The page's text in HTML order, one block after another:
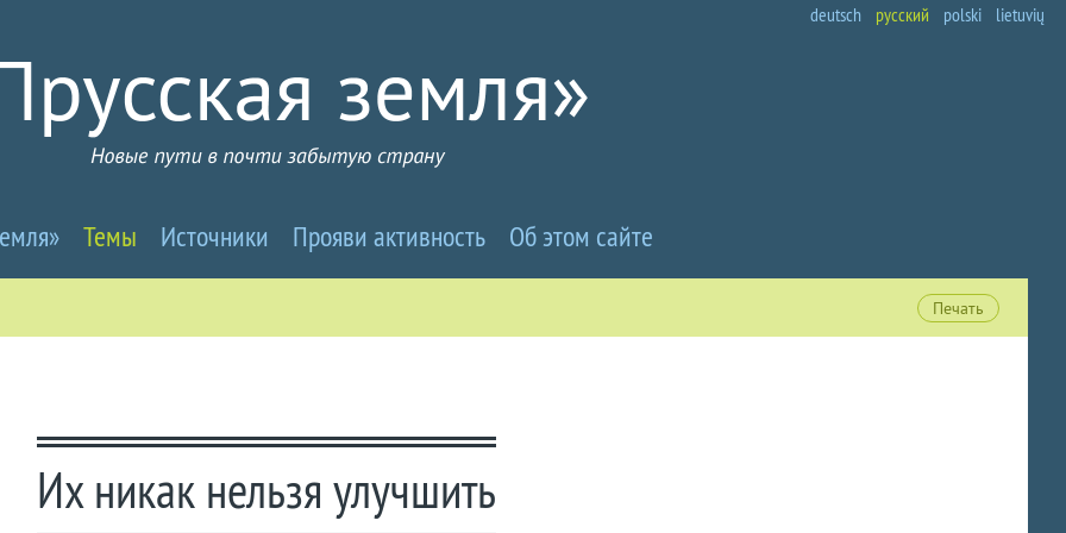
deutsch русский polski lietuvių
Темы Источники Прояви активность Об этом сайте
Печать
Их никак нельзя улучшить